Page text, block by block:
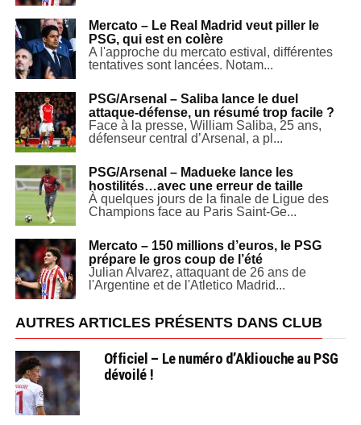
Mercato – Le Real Madrid veut piller le
PSG, qui est en colère
A l'approche du mercato estival, différentes
tentatives sont lancées. Notam...
PSG/Arsenal – Saliba lance le duel
attaque-défense, un résumé trop facile ?
Face à la presse, William Saliba, 25 ans,
défenseur central d’Arsenal, a pl...
PSG/Arsenal – Madueke lance les
hostilités…avec une erreur de taille
À quelques jours de la finale de Ligue des
Champions face au Paris Saint-Ge...
Mercato – 150 millions d’euros, le PSG
prépare le gros coup de l’été
Julian Alvarez, attaquant de 26 ans de
l'Argentine et de l'Atletico Madrid...
AUTRES ARTICLES PRÉSENTS DANS CLUB
Officiel – Le numéro d’Akliouche au PSG
dévoilé !